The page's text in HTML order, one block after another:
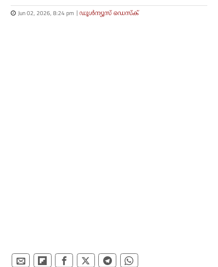
Jun 02, 2026, 8:24 pm ഡൂള്‍ന്യൂസ് ഡെസ്‌ക്